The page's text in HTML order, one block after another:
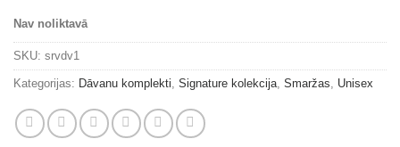
Nav noliktavā
SKU: srvdv1
Kategorijas: Dāvanu komplekti, Signature kolekcija, Smaržas, Unisex